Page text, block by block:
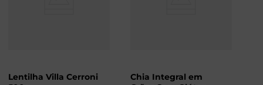
Lentilha Villa Cerroni
Chia Integral em